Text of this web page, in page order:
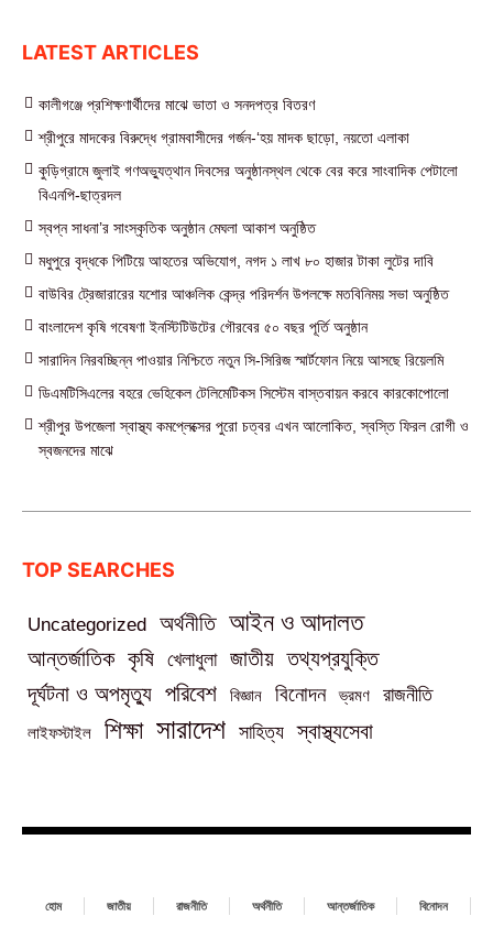
LATEST ARTICLES
কালীগঞ্জে প্রশিক্ষণার্থীদের মাঝে ভাতা ও সনদপত্র বিতরণ
শ্রীপুরে মাদকের বিরুদ্ধে গ্রামবাসীদের গর্জন-‘হয় মাদক ছাড়ো, নয়তো এলাকা
কুড়িগ্রামে জুলাই গণঅভ্যুত্থান দিবসের অনুষ্ঠানস্থল থেকে বের করে সাংবাদিক পেটালো
বিএনপি-ছাত্রদল
স্বপ্ন সাধনা’র সাংস্কৃতিক অনুষ্ঠান মেঘলা আকাশ অনুষ্ঠিত
মধুপুরে বৃদ্ধকে পিটিয়ে আহতের অভিযোগ, নগদ ১ লাখ ৮০ হাজার টাকা লুটের দাবি
বাউবির ট্রেজারারের যশোর আঞ্চলিক কেন্দ্র পরিদর্শন উপলক্ষে মতবিনিময় সভা অনুষ্ঠিত
বাংলাদেশ কৃষি গবেষণা ইনস্টিটিউটের গৌরবের ৫০ বছর পূর্তি অনুষ্ঠান
সারাদিন নিরবচ্ছিন্ন পাওয়ার নিশ্চিতে নতুন সি-সিরিজ স্মার্টফোন নিয়ে আসছে রিয়েলমি
ডিএমটিসিএলের বহরে ভেহিকেল টেলিমেটিকস সিস্টেম বাস্তবায়ন করবে কারকোপোলো
শ্রীপুর উপজেলা স্বাস্থ্য কমপ্লেক্সের পুরো চত্বর এখন আলোকিত, স্বস্তি ফিরল রোগী ও
স্বজনদের মাঝে‎
TOP SEARCHES
Uncategorized অর্থনীতি আইন ও আদালত
আন্তর্জাতিক কৃষি খেলাধুলা জাতীয় তথ্যপ্রযুক্তি
দূর্ঘটনা ও অপমৃত্যু পরিবেশ বিজ্ঞান বিনোদন ভ্রমণ রাজনীতি
লাইফস্টাইল শিক্ষা সারাদেশ সাহিত্য স্বাস্থ্যসেবা
হোম জাতীয় রাজনীতি অর্থনীতি আন্তর্জাতিক বিনোদন